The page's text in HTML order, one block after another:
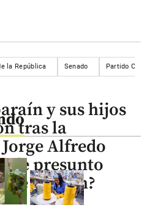
la República Senado Partido
y sus hijos
tras la
Alfredo
de presunto
dijeron?